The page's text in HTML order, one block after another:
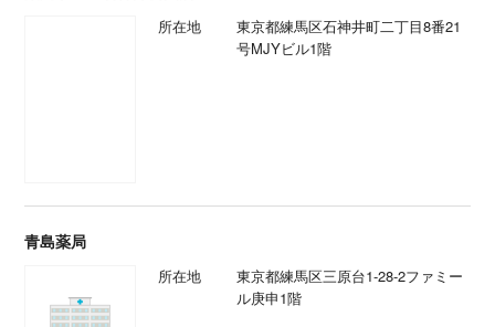
そうごう薬局練馬高野台駅店